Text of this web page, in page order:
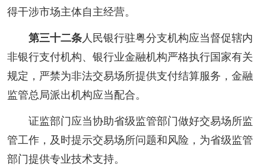
得干涉市场主体自主经营。
第三十二条人民银行驻粤分支机构应当督促辖内
非银行支付机构、银行业金融机构严格执行国家有关
规定，严禁为非法交易场所提供支付结算服务，金融
监管总局派出机构应当配合。
证监部门应当协助省级监管部门做好交易场所监
管工作，及时提示交易场所问题和风险，为省级监管
部门提供专业技术支持。